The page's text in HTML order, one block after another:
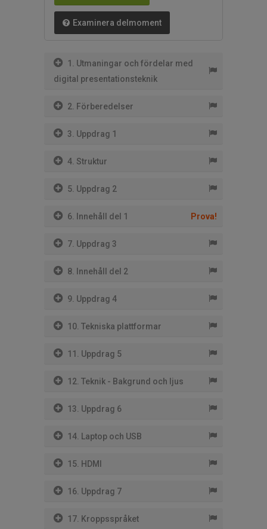
Examinera delmoment
1. Utmaningar och fördelar med
digital presentationsteknik
2. Förberedelser
3. Uppdrag 1
4. Struktur
5. Uppdrag 2
6. Innehåll del 1 Prova!
7. Uppdrag 3
8. Innehåll del 2
9. Uppdrag 4
10. Tekniska plattformar
11. Uppdrag 5
12. Teknik - Bakgrund och ljus
13. Uppdrag 6
14. Laptop och USB
15. HDMI
16. Uppdrag 7
17. Kroppsspråket